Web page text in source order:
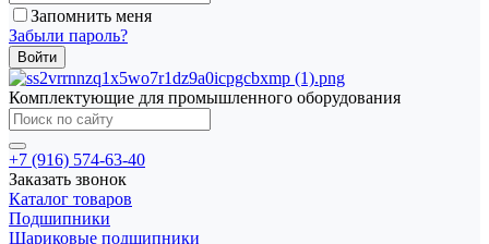
Запомнить меня
Забыли пароль?
Комплектующие для промышленного оборудования
+7 (916) 574-63-40
Заказать звонок
Каталог товаров
Подшипники
Шариковые подшипники